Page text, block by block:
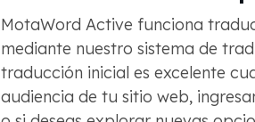
MotaWord Active funciona
mediante nuestro sistema de
traducción inicial es excelente
audiencia de tu sitio web,